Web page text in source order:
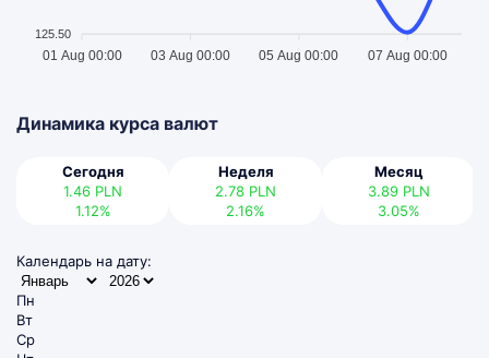
125.50
01 Aug 00:00 03 Aug 00:00 05 Aug 00:00 07 Aug 00:00
Динамика курса валют
Сегодня
1.46 PLN
1.12%
Неделя
2.78 PLN
2.16%
Месяц
3.89 PLN
3.05%
Календарь на дату:
Пн
Вт
Ср